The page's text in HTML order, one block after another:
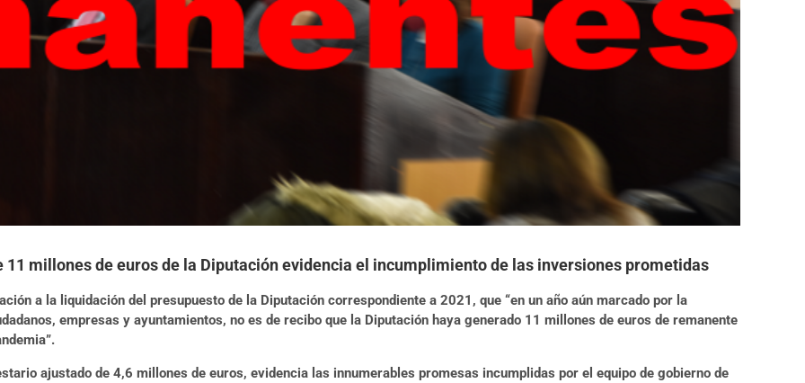
11 millones de euros de la Diputación evidencia el incumplimiento de las inversiones prometidas
a la liquidación del presupuesto de la Diputación correspondiente a 2021, que “en un año aún marcado por la
empresas y ayuntamientos, no es de recibo que la Diputación haya generado 11 millones de euros de remanente
ajustado de 4,6 millones de euros, evidencia las innumerables promesas incumplidas por el equipo de gobierno de